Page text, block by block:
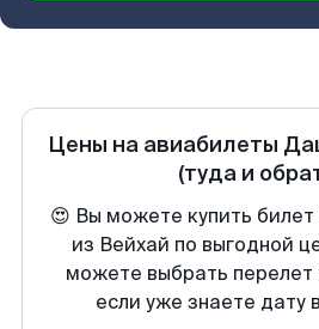
Цены на авиабилеты
(туда и
😍 Вы можете купить
из Вейхай по выгодной
можете выбрать перелет
если уже знаете дату